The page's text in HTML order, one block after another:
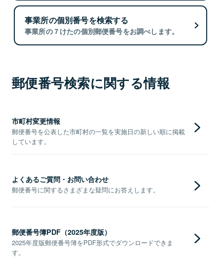
事業所の個別番号を検索する
事業所の７けたの個別郵便番号をお調べします。
郵便番号検索に関する情報
市町村変更情報
郵便番号を公表した市町村の一覧を実施日の新しい順に掲載
しています。
よくあるご質問・お問い合わせ
郵便番号に関するさまざまな疑問にお答えします。
郵便番号簿PDF（2025年度版）
2025年度版郵便番号簿をPDF形式でダウンロードできま
す。